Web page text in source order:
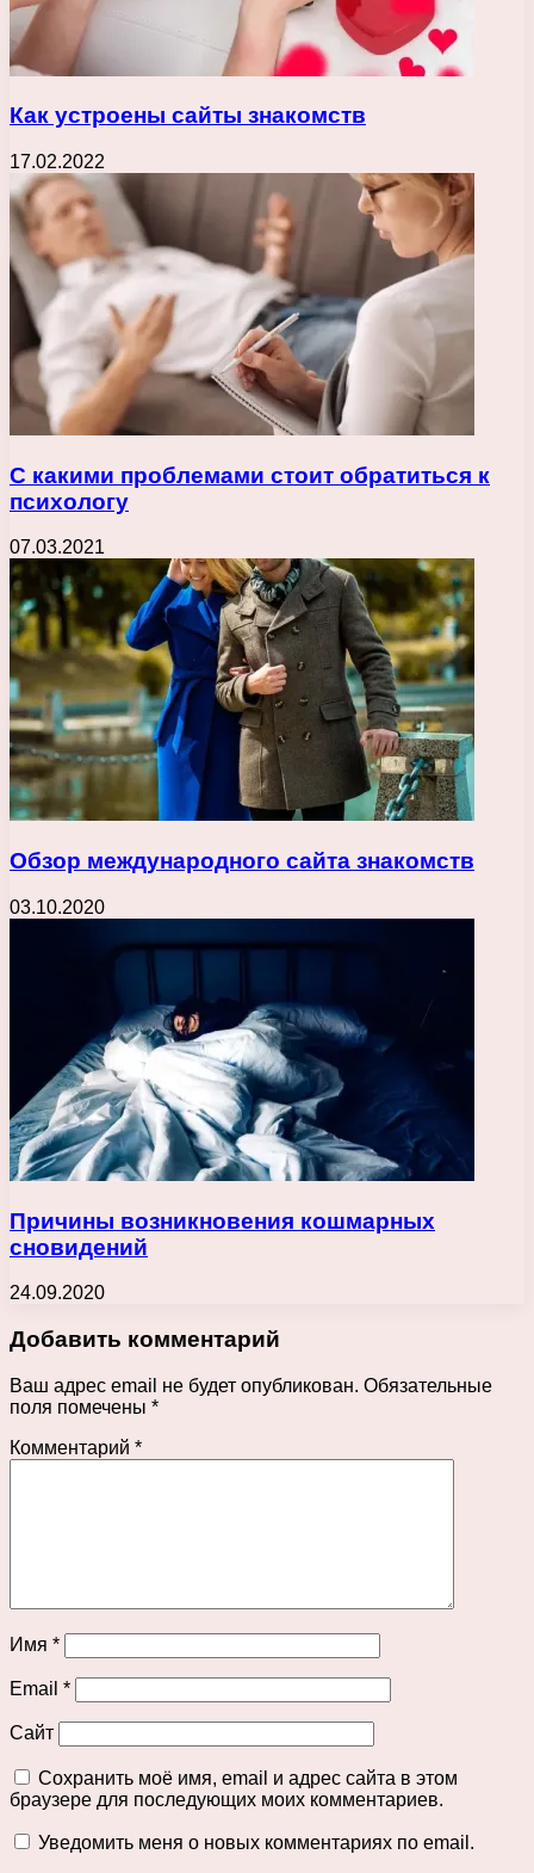
Как устроены сайты знакомств
17.02.2022
С какими проблемами стоит обратиться к
психологу
07.03.2021
Обзор международного сайта знакомств
03.10.2020
Причины возникновения кошмарных
сновидений
24.09.2020
Добавить комментарий
Ваш адрес email не будет опубликован. Обязательные
поля помечены *
Комментарий *
Имя *
Email *
Сайт
Сохранить моё имя, email и адрес сайта в этом
браузере для последующих моих комментариев.
Уведомить меня о новых комментариях по email.